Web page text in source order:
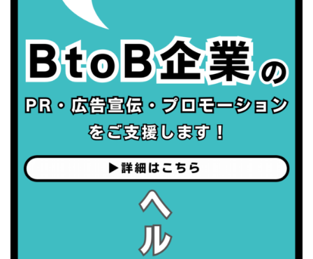
2026/09/05(土)
・世界アルツハイマー月間
・健康増進普及月間
・歯ヂカラ探究月間
・職場の健康診断実施強化月間
・がん征圧月間
・世界アルツハイマー月間
・職場の健康診断実施強化月間